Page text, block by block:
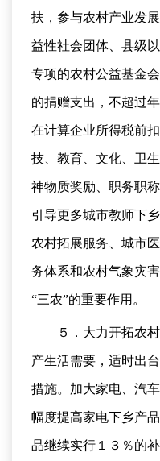
扶，参与农村产业发
益性社会团体、县级
专项的农村公益基金
的捐赠支出，不超过
在计算企业所得税前
技、教育、文化、卫
神物质奖励、职务职
引导更多城市教师下
农村拓展服务、城市
务体系和农村气象灾
“三农”的重要作用。
５．大力开拓农
产生活需要，适时出
措施。加大家电、汽
幅度提高家电下乡产
品继续实行１３％的